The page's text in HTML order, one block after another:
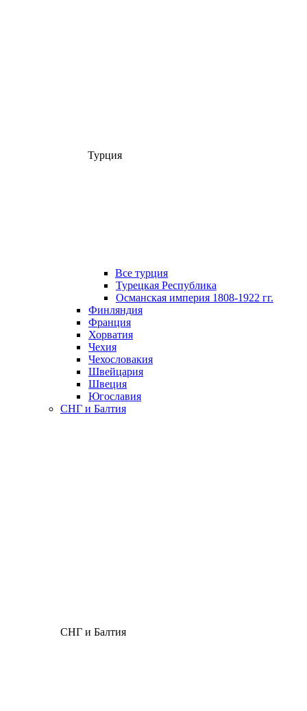
Турция
Все турция
Турецкая Республика
Османская империя 1808-1922 гг.
Финляндия
Франция
Хорватия
Чехия
Чехословакия
Швейцария
Швеция
Югославия
СНГ и Балтия
СНГ и Балтия